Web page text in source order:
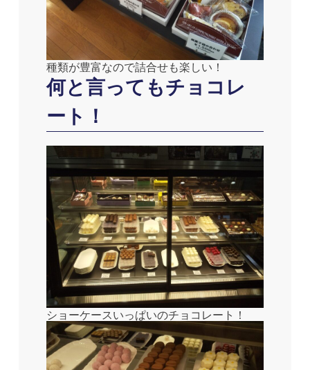
種類が豊富なので詰合せも楽しい！
何と言ってもチョコレ
ート！
ショーケースいっぱいのチョコレート！